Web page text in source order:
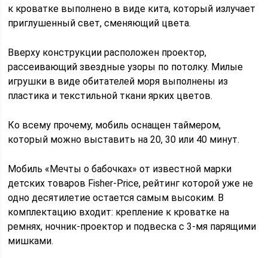
к кроватке выполнено в виде кита, который излучает
приглушенный свет, сменяющий цвета.
Вверху конструкции расположен проектор,
рассеивающий звездные узоры по потолку. Милые
игрушки в виде обитателей моря выполнены из
пластика и текстильной ткани ярких цветов.
Ко всему прочему, мобиль оснащен таймером,
который можно выставить на 20, 30 или 40 минут.
Мобиль «Мечты о бабочках» от известной марки
детских товаров Fisher-Price, рейтинг которой уже не
одно десятилетие остается самым высоким. В
комплектацию входит: крепление к кроватке на
ремнях, ночник-проектор и подвеска с 3-мя парящими
мишками.